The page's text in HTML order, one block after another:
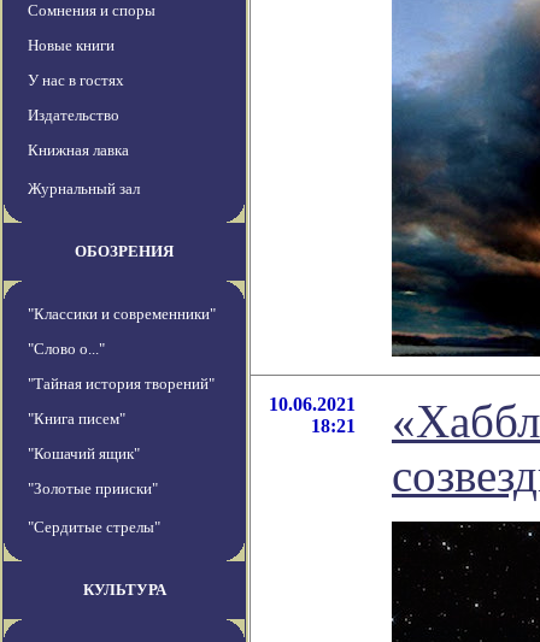
Сомнения и споры
Новые книги
У нас в гостях
Издательство
Книжная лавка
Журнальный зал
ОБОЗРЕНИЯ
"Классики и современники"
"Слово о..."
"Тайная история творений"
"Книга писем"
"Кошачий ящик"
"Золотые прииски"
"Сердитые стрелы"
КУЛЬТУРА
10.06.2021
18:21